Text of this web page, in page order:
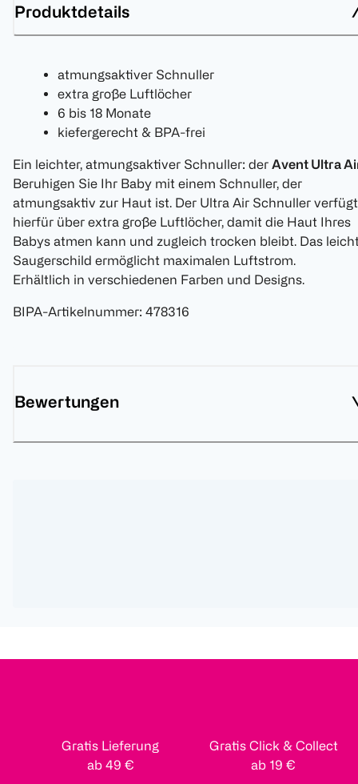
Produktdetails
atmungsaktiver Schnuller
extra große Luftlöcher
6 bis 18 Monate
kiefergerecht & BPA-frei
Ein leichter, atmungsaktiver Schnuller: der Avent Ultra
Beruhigen Sie Ihr Baby mit einem Schnuller, der
atmungsaktiv zur Haut ist. Der Ultra Air Schnuller verfügt
hierfür über extra große Luftlöcher, damit die Haut Ihres
Babys atmen kann und zugleich trocken bleibt. Das
Saugerschild ermöglicht maximalen Luftstrom.
Erhältlich in verschiedenen Farben und Designs.
BIPA-Artikelnummer: 478316
Bewertungen
Gratis Lieferung
ab 49 €
Gratis Click & Collect
ab 19 €